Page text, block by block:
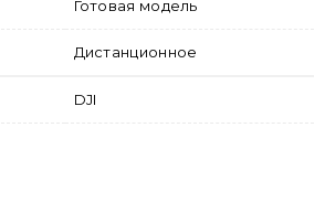
Готовая модель
Дистанционное
DJI